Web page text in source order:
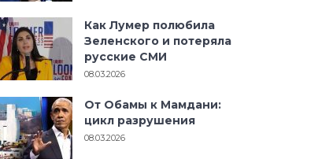
Как Лумер полюбила
Зеленского и потеряла
русские СМИ
08.03.2026
От Обамы к Мамдани:
цикл разрушения
08.03.2026